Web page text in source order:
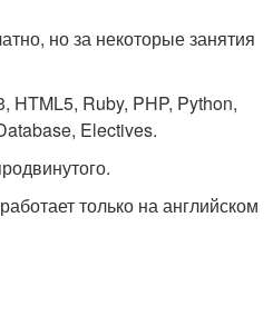
но за некоторые занятия
HTML5, Ruby, PHP, Python,
Electives.
только на английском